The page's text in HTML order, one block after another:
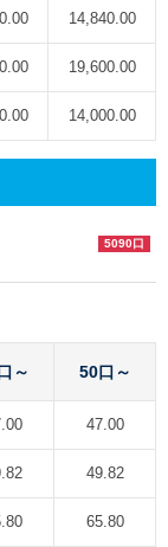
14,840.00
19,600.00
14,000.00
5090口
～ 50口～
47.00
49.82
65.80